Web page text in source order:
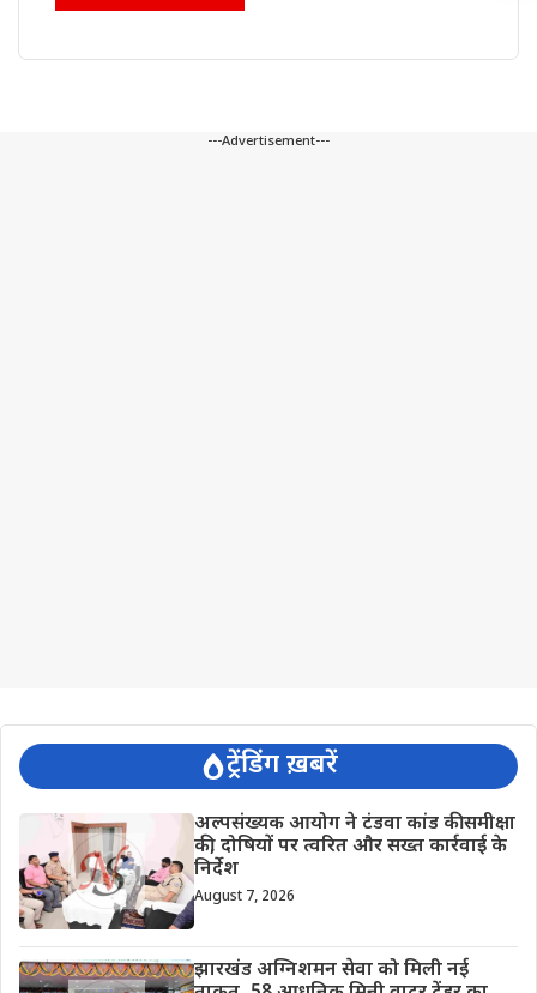
---Advertisement---
ट्रेंडिंग ख़बरें
अल्पसंख्यक आयोग ने टंडवा कांड की समीक्षा
की, दोषियों पर त्वरित और सख्त कार्रवाई के
निर्देश
August 7, 2026
झारखंड अग्निशमन सेवा को मिली नई